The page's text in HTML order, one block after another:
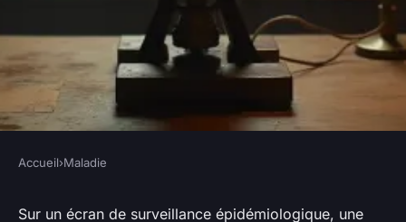
Accueil›Maladie
Sur un écran de surveillance épidémiologique, une